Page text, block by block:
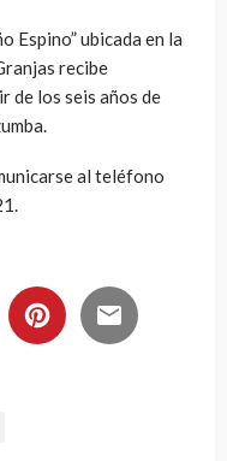
Espino” ubicada en la
recibe
de los seis años de
al teléfono